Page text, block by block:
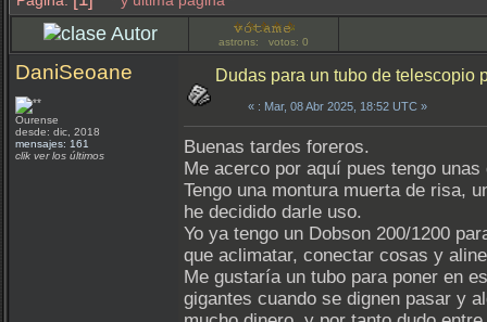
Autor astrons: votos: 0
DaniSeoane
Ourense
desde: dic, 2018
mensajes: 161
clik ver los últimos
Dudas para un tubo de telescopio
« : Mar, 08 Abr 2025, 18:52 UTC »
Buenas tardes foreros.
Me acerco por aquí pues tengo
Tengo una montura muerta de risa,
he decidido darle uso.
Yo ya tengo un Dobson 200/1200
que aclimatar, conectar cosas y
Me gustaría un tubo para poner en
gigantes cuando se dignen pasar y